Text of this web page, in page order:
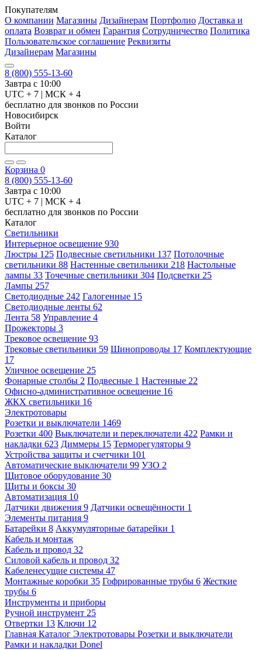
Покупателям
О компании Магазины Дизайнерам Портфолио Доставка и
оплата Возврат и обмен Гарантия Сотрудничество Политика
Пользовательское соглашение Реквизиты
Дизайнерам Магазины
8 (800) 555-13-60
Завтра с 10:00
UTC + 7 | МСК + 4
бесплатно для звонков по России
Новосибирск
Войти
Каталог
Корзина 0
8 (800) 555-13-60
Завтра с 10:00
UTC + 7 | МСК + 4
бесплатно для звонков по России
Каталог
Светильники
Интерьерное освещение 930
Люстры 125 Подвесные светильники 137 Потолочные
светильники 88 Настенные светильники 218 Настольные
лампы 33 Точечные светильники 304 Подсветки 25
Лампы 257
Светодиодные 242 Галогенные 15
Светодиодные ленты 62
Лента 58 Управление 4
Прожекторы 3
Трековое освещение 93
Трековые светильники 59 Шинопроводы 17 Комплектующие
17
Уличное освещение 25
Фонарные столбы 2 Подвесные 1 Настенные 22
Офисно-административное освещение 16
ЖКХ светильники 16
Электротовары
Розетки и выключатели 1469
Розетки 400 Выключатели и переключатели 422 Рамки и
накладки 623 Диммеры 15 Терморегуляторы 9
Устройства защиты и счетчики 101
Автоматические выключатели 99 УЗО 2
Щитовое оборудование 30
Щиты и боксы 30
Автоматизация 10
Датчики движения 9 Датчики освещённости 1
Элементы питания 9
Батарейки 8 Аккумуляторные батарейки 1
Кабель и монтаж
Кабель и провод 32
Силовой кабель и провод 32
Кабеленесущие системы 47
Монтажные коробки 35 Гофрированные трубы 6 Жесткие
трубы 6
Инструменты и приборы
Ручной инструмент 25
Отвертки 13 Ключи 12
Главная Каталог Электротовары Розетки и выключатели
Рамки и накладки Donel